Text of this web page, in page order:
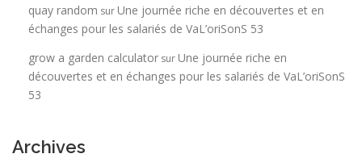
quay random surUne journée riche en découvertes et en
échanges pour les salariés de VaL’oriSonS 53
grow a garden calculator surUne journée riche en
découvertes et en échanges pour les salariés de VaL’oriSonS
53
Archives